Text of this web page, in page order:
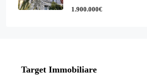
1.900.000€
Target Immobiliare